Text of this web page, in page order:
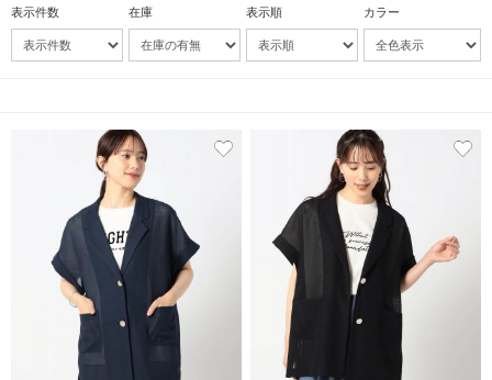
表示件数 在庫 表示順 カラー